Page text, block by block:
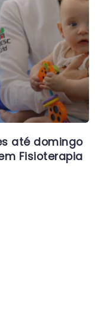
até domingo
Fisioterapia